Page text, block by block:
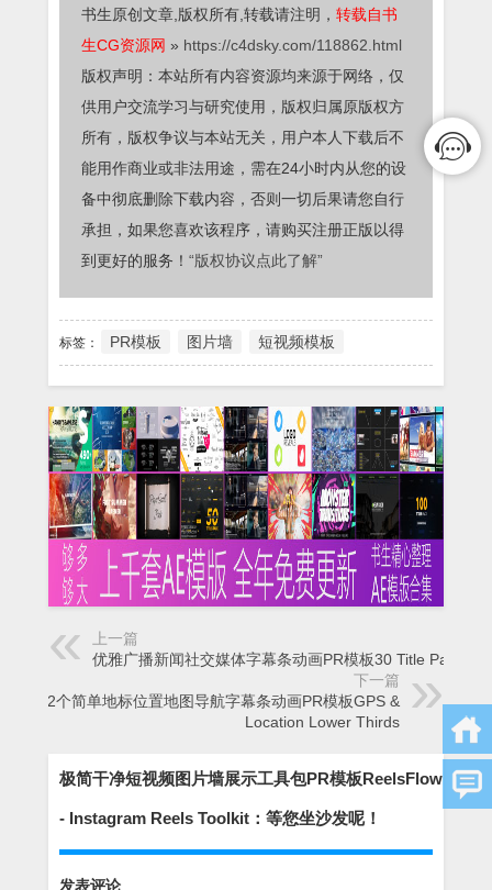
书生原创文章,版权所有,转载请注明， 转载自书
生CG资源网 » https://c4dsky.com/118862.html
版权声明：本站所有内容资源均来源于网络，仅
供用户交流学习与研究使用，版权归属原版权方
所有，版权争议与本站无关，用户本人下载后不
能用作商业或非法用途，需在24小时内从您的设
备中彻底删除下载内容，否则一切后果请您自行
承担，如果您喜欢该程序，请购买注册正版以得
到更好的服务！ “版权协议点此了解”
标签： PR模板 图片墙 短视频模板
上一篇
优雅广播新闻社交媒体字幕条动画PR模板30 Title Pack
下一篇
12个简单地标位置地图导航字幕条动画PR模板GPS &
Location Lower Thirds
极简干净短视频图片墙展示工具包PR模板ReelsFlow
- Instagram Reels Toolkit：等您坐沙发呢！
发表评论